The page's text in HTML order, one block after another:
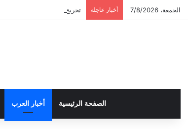
الجمعة، 7/8/2026 أخبار عاجلة تخريج دورة إعداد قيادات
الصفحة الرئيسية أخبار العرب